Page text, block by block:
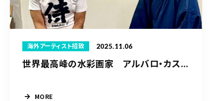
海外アーティスト招致 2025.11.06
世界最高峰の水彩画家 アルバロ・カス...
MORE